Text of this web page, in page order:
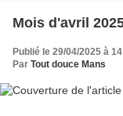
Mois d'avril
Publié le 29/04/2025 à
Par Tout douce Mans